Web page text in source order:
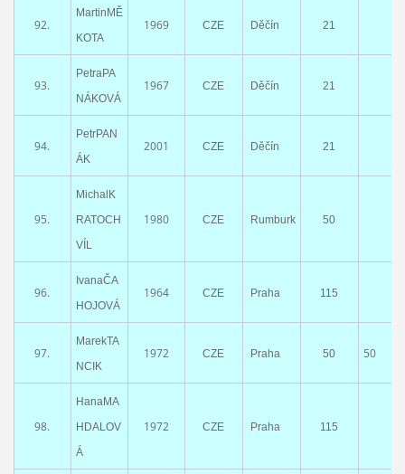
92.
MartinMĚ
KOTA
1969 CZE Děčín 21
93.
PetraPA
NÁKOVÁ
1967 CZE Děčín 21
94.
PetrPAN
ÁK
2001 CZE Děčín 21
95.
MichalK
RATOCH
VÍL
1980 CZE Rumburk 50
96.
IvanaČA
HOJOVÁ
1964 CZE Praha 115
97.
MarekTA
NCIK
1972 CZE Praha 50 50
98.
HanaMA
HDALOV
Á
1972 CZE Praha 115